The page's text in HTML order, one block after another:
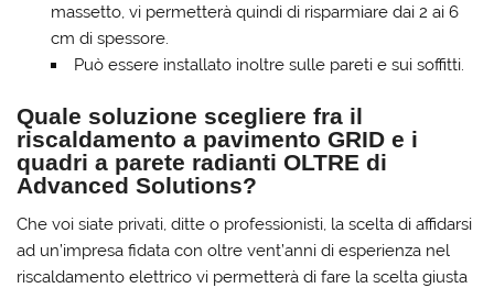
massetto, vi permetterà quindi di risparmiare dai 2 ai 6
cm di spessore.
Può essere installato inoltre sulle pareti e sui soffitti.
Quale soluzione scegliere fra il
riscaldamento a pavimento GRID e i
quadri a parete radianti OLTRE di
Advanced Solutions?
Che voi siate privati, ditte o professionisti, la scelta di affidarsi
ad un’impresa fidata con oltre vent’anni di esperienza nel
riscaldamento elettrico vi permetterà di fare la scelta giusta